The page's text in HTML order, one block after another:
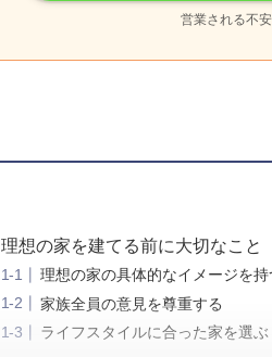
営業される不
理想の家を建てる前に大切なこと
理想の家の具体的なイメージを持
家族全員の意見を尊重する
ライフスタイルに合った家を選ぶ